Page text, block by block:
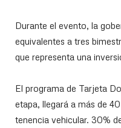
Durante el evento, la
equivalentes a tres
que representa una
El programa de Tarjeta
etapa, llegará a más de
tenencia vehicular. 30%